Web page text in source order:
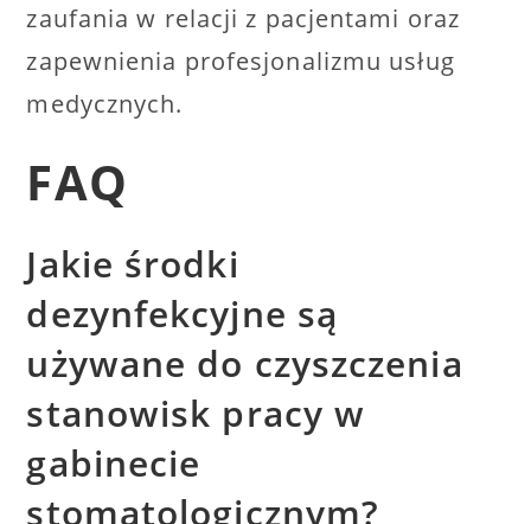
zaufania w relacji z pacjentami oraz
zapewnienia profesjonalizmu usług
medycznych.
FAQ
Jakie środki
dezynfekcyjne są
używane do czyszczenia
stanowisk pracy w
gabinecie
stomatologicznym?